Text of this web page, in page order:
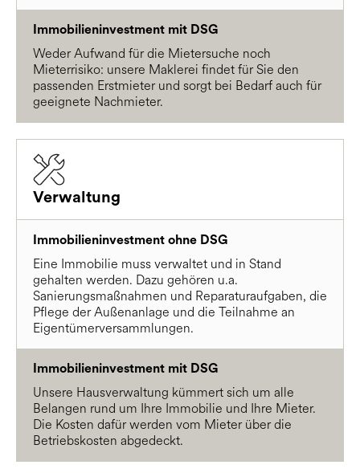
Immobilieninvestment mit DSG
Weder Aufwand für die Mietersuche noch
Mieterrisiko: unsere Maklerei findet für Sie den
passenden Erstmieter und sorgt bei Bedarf auch für
geeignete Nachmieter.
Immobilieninvestment ohne DSG
Eine Immobilie muss verwaltet und in Stand
gehalten werden. Dazu gehören u.a.
Sanierungsmaßnahmen und Reparaturaufgaben, die
Pflege der Außenanlage und die Teilnahme an
Eigentümerversammlungen.
Verwaltung
Immobilieninvestment mit DSG
Unsere Hausverwaltung kümmert sich um alle
Belangen rund um Ihre Immobilie und Ihre Mieter.
Die Kosten dafür werden vom Mieter über die
Betriebskosten abgedeckt.